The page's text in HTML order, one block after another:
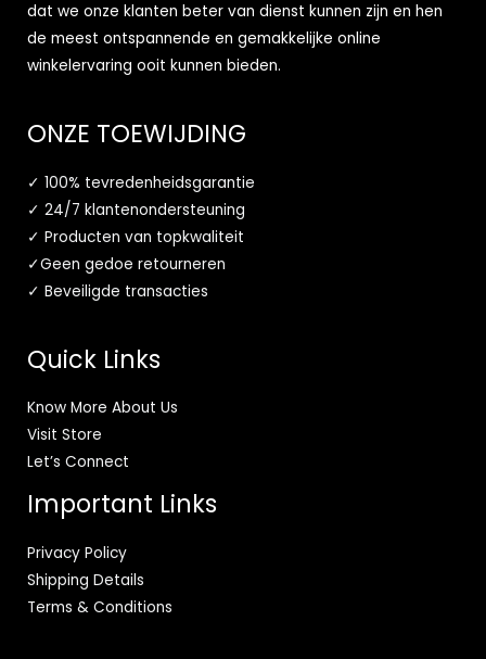
dat we onze klanten beter van dienst kunnen zijn en hen
de meest ontspannende en gemakkelijke online
winkelervaring ooit kunnen bieden.
ONZE TOEWIJDING
✓ 100% tevredenheidsgarantie
✓ 24/7 klantenondersteuning
✓ Producten van topkwaliteit
✓Geen gedoe retourneren
✓ Beveiligde transacties
Quick Links
Know More About Us
Visit Store
Let’s Connect
Important Links
Privacy Policy
Shipping Details
Terms & Conditions